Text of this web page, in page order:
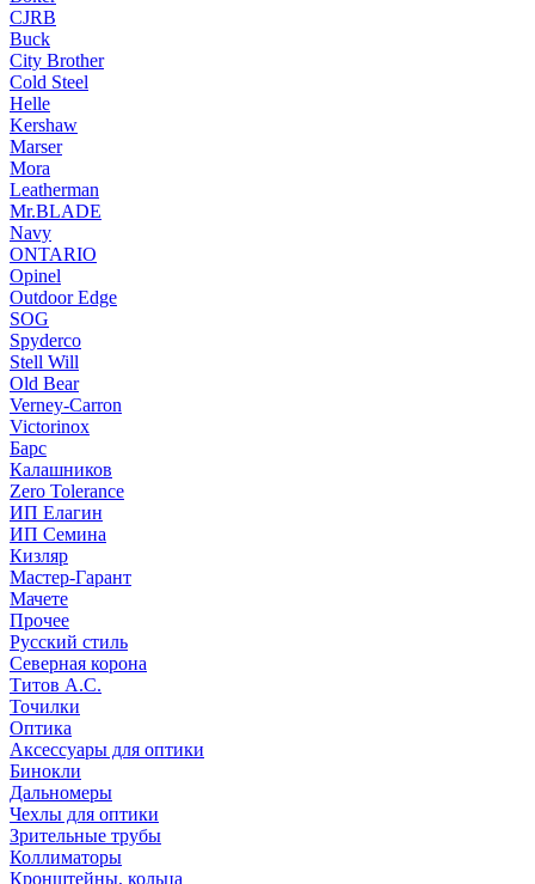
CJRB
Buck
City Brother
Cold Steel
Helle
Kershaw
Marser
Mora
Leatherman
Mr.BLADE
Navy
ONTARIO
Opinel
Outdoor Edge
SOG
Spyderco
Stell Will
Old Bear
Verney-Carron
Victorinox
Барс
Калашников
Zero Tolerance
ИП Елагин
ИП Семина
Кизляр
Мастер-Гарант
Мачете
Прочее
Русский стиль
Северная корона
Титов А.С.
Точилки
Оптика
Аксессуары для оптики
Бинокли
Дальномеры
Чехлы для оптики
Зрительные трубы
Коллиматоры
Кронштейны, кольца